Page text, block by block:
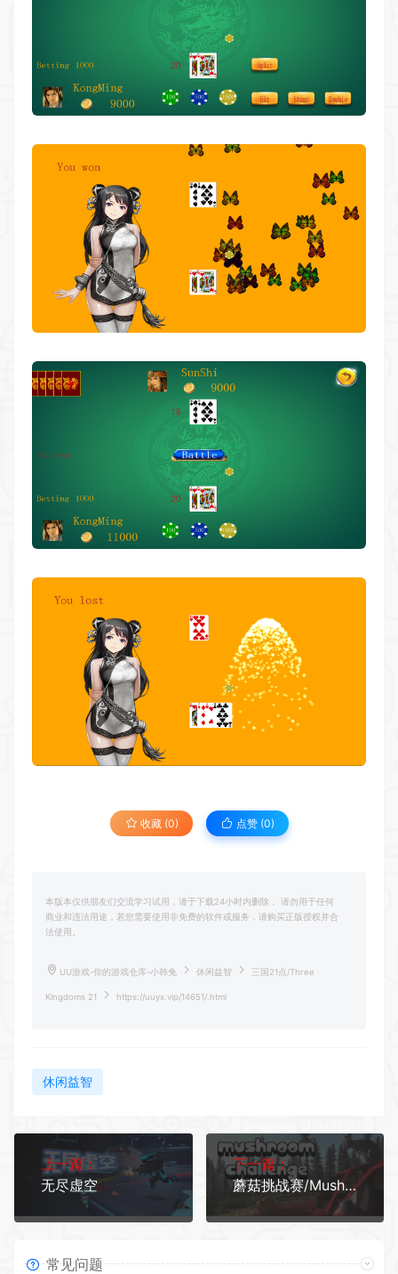
收藏 (0) 点赞 (0)
本版本仅供朋友们交流学习试用，请于下载24小时内删除， 请勿用于任何
商业和违法用途，若您需要使用非免费的软件或服务，请购买正版授权并合
法使用。
UU游戏-你的游戏仓库-小韩兔 休闲益智 三国21点/Three
Kingdoms 21 https://uuyx.vip/14651/.html
休闲益智
上一篇：
无尽虚空
下一篇：
蘑菇挑战赛/Mushroom Challenge
常见问题